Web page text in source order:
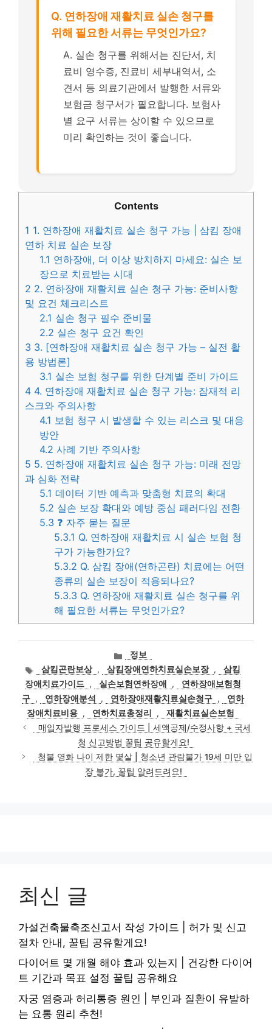
Q. 연하장애 재활치료 실손 청구를
위해 필요한 서류는 무엇인가요?
A. 실손 청구를 위해서는 진단서, 치
료비 영수증, 진료비 세부내역서, 소
견서 등 의료기관에서 발행한 서류와
보험금 청구서가 필요합니다. 보험사
별 요구 서류는 상이할 수 있으므로
미리 확인하는 것이 좋습니다.
Contents
1 1. 연하장애 재활치료 실손 청구 가능 | 삼킴 장애
연하 치료 실손 보장
1.1 연하장애, 더 이상 방치하지 마세요: 실손 보
장으로 치료받는 시대
2 2. 연하장애 재활치료 실손 청구 가능: 준비사항
및 요건 체크리스트
2.1 실손 청구 필수 준비물
2.2 실손 청구 요건 확인
3 3. [연하장애 재활치료 실손 청구 가능 – 실전 활
용 방법론]
3.1 실손 보험 청구를 위한 단계별 준비 가이드
4 4. 연하장애 재활치료 실손 청구 가능: 잠재적 리
스크와 주의사항
4.1 보험 청구 시 발생할 수 있는 리스크 및 대응
방안
4.2 사례 기반 주의사항
5 5. 연하장애 재활치료 실손 청구 가능: 미래 전망
과 심화 전략
5.1 데이터 기반 예측과 맞춤형 치료의 확대
5.2 실손 보장 확대와 예방 중심 패러다임 전환
5.3 ❓ 자주 묻는 질문
5.3.1 Q. 연하장애 재활치료 시 실손 보험 청
구가 가능한가요?
5.3.2 Q. 삼킴 장애(연하곤란) 치료에는 어떤
종류의 실손 보장이 적용되나요?
5.3.3 Q. 연하장애 재활치료 실손 청구를 위
해 필요한 서류는 무엇인가요?
카
테
고
리
정보
태
그
삼킴곤란보상 , 삼킴장애연하치료실손보장 ,
삼킴
장애치료가이드 , 실손보험연하장애 ,
연하장애보험청
구 , 연하장애분석 , 연하장애재활치료실손청구 ,
연하
장애치료비용 , 연하치료총정리 ,
재활치료실손보험
매입자발행 프로세스 가이드 | 세액공제/수정사항 + 국세
청 신고방법 꿀팁 공유할게요!
청불 영화 나이 제한 몇살 | 청소년 관람불가 19세 미만 입
장 불가, 꿀팁 알려드려요!
최신 글
가설건축물축조신고서 작성 가이드 | 허가 및 신고
절차 안내, 꿀팁 공유할게요!
다이어트 몇 개월 해야 효과 있는지 | 건강한 다이어
트 기간과 목표 설정 꿀팁 공유해요
자궁 염증과 허리통증 원인 | 부인과 질환이 유발하
는 요통 원리 추천!